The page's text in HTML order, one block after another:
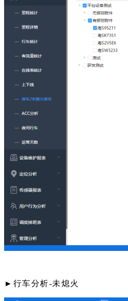
►行车分析-未熄火